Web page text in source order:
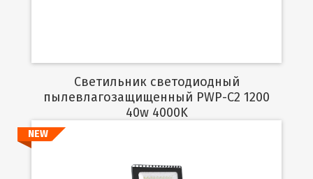
Светильник светодиодный
пылевлагозащищенный PWP-C2 1200
40w 4000K
NEW